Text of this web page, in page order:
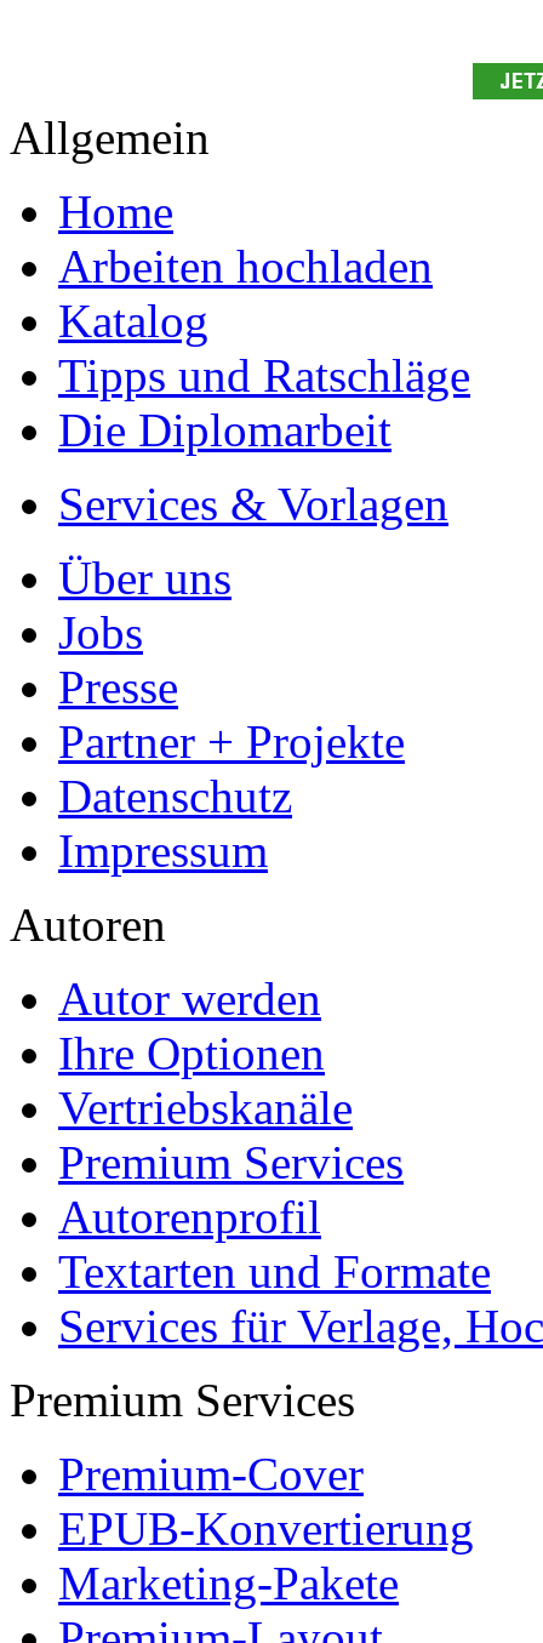
Ihre Arbeit hochladen
Ihre Hausarbeit /
- Publikation als E-Book
- Hohes Honorar auf die
- Für Sie komplett
- Es dauert nur 5 Minuten
- Jede Arbeit findet Leser
Allgemein
Home
Arbeiten hochladen
Katalog
Tipps und Ratschläge
Die Diplomarbeit
Services & Vorlagen
Über uns
Jobs
Presse
Partner + Projekte
Datenschutz
Impressum